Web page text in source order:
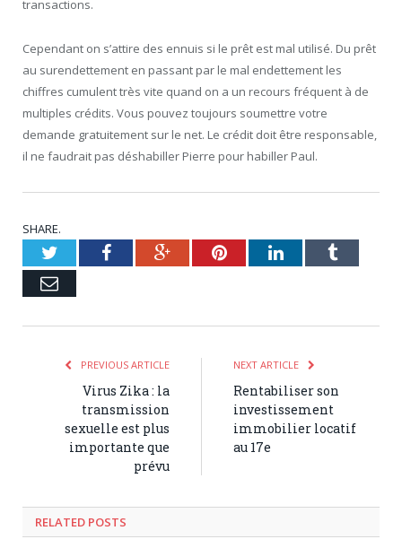
transactions.
Cependant on s’attire des ennuis si le prêt est mal utilisé. Du prêt
au surendettement en passant par le mal endettement les
chiffres cumulent très vite quand on a un recours fréquent à de
multiples crédits. Vous pouvez toujours soumettre votre
demande gratuitement sur le net. Le crédit doit être responsable,
il ne faudrait pas déshabiller Pierre pour habiller Paul.
SHARE.
TwitterFacebookGoogle+PinterestLinkedInTumblr
Email
PREVIOUS ARTICLE
Virus Zika : la
transmission
sexuelle est plus
importante que
prévu
NEXT ARTICLE
Rentabiliser son
investissement
immobilier locatif
au 17e
RELATED POSTS